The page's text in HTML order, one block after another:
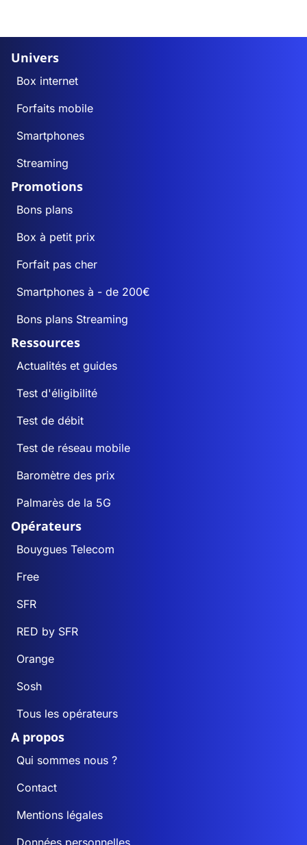
Univers
Box internet
Forfaits mobile
Smartphones
Streaming
Promotions
Bons plans
Box à petit prix
Forfait pas cher
Smartphones à - de 200€
Bons plans Streaming
Ressources
Actualités et guides
Test d'éligibilité
Test de débit
Test de réseau mobile
Baromètre des prix
Palmarès de la 5G
Opérateurs
Bouygues Telecom
Free
SFR
RED by SFR
Orange
Sosh
Tous les opérateurs
A propos
Qui sommes nous ?
Contact
Mentions légales
Données personnelles